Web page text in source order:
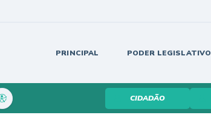
PRINCIPAL PODER LEGISLATIVO
CIDADÃO